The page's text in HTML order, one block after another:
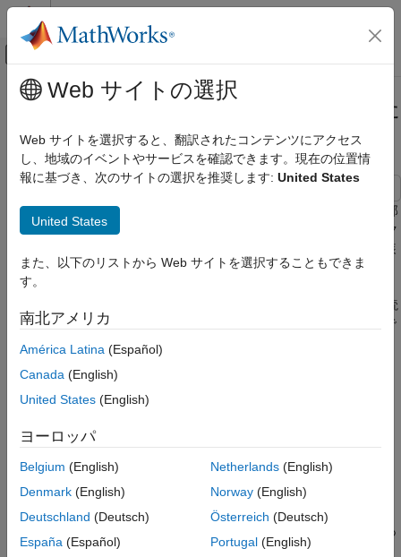
コンテンツへスキップ
オフキャンバス ナビゲーション メ
ドキュメンテーションのホーム
モデル化
モデル アーキテクチャの設計
Simulink
モデルの入力と出力の準備
シミュレーションのための信号データの読み込
入力データの読み込み
項目一覧
モデルを開いて検査
入力データの完全指定
入力データの部分指定
入力データの過剰指定
メインコンテンツ
In Bus Element ブロックを使用した
バスの入力データの読み込み
この例では、In Bus Element ブロックを使用してバス要素の外部
入力データを読み込む方法を示します。In Bus Element ブロック
を使用すると、バスの外部インターフェイスの柔軟な設計と実装
が可能になります。
In Bus Element ブロックは、バスの要素に対するデータを読
み込むことも、バス全体に対するデータを読み込むこともで
きます。
ブロックがバス全体のデータを読み込む場合を除き、
Simulink.Busオブジェクトを使用して In Bus Element ブロ
ます。
モデルで必要なバスの要素のみを読み込むことができます。
未使用の要素を選択するためにブロックを追加する必要はあ
りません。
Web サイトの選択
Web サイトを選択すると、翻訳されたコンテンツにアクセス
し、地域のイベントやサービスを確認できます。現在の位置情
報に基づき、次のサイトの選択を推奨します: United States
United States
また、以下のリストから Web サイトを選択することもできま
す。
南北アメリカ
América Latina (Español)
Canada (English)
United States (English)
ヨーロッパ
Belgium (English)
Denmark (English)
Deutschland (Deutsch)
España (Español)
Netherlands(English)
Norway(English)
Österreich (Deutsch)
Portugal(English)